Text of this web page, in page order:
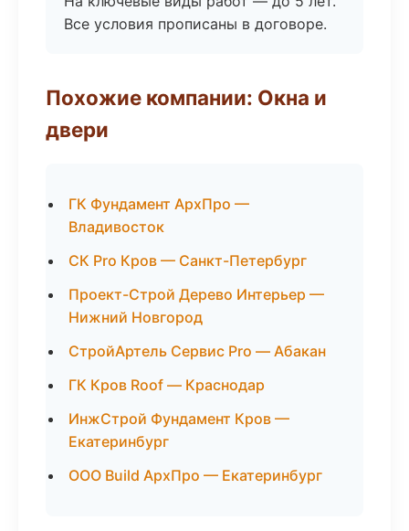
Все условия прописаны в договоре.
Похожие компании: Окна и
двери
ГК Фундамент АрхПро —
Владивосток
СК Pro Кров — Санкт-Петербург
Проект-Строй Дерево Интерьер —
Нижний Новгород
СтройАртель Сервис Pro — Абакан
ГК Кров Roof — Краснодар
ИнжСтрой Фундамент Кров —
Екатеринбург
ООО Build АрхПро — Екатеринбург